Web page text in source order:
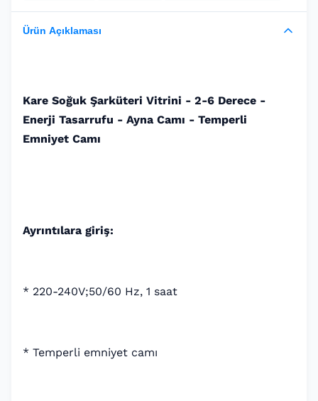
Ürün Açıklaması
Kare Soğuk Şarküteri Vitrini - 2-6 Derece -
Enerji Tasarrufu - Ayna Camı - Temperli
Emniyet Camı
Ayrıntılara giriş:
* 220-240V;50/60 Hz, 1 saat
* Temperli emniyet camı